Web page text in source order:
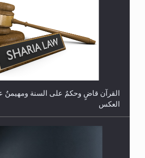
هل يُحسب حول الزكاة وفق السنة
لا ناسخ ولا منسوخ في القرآن الكريم